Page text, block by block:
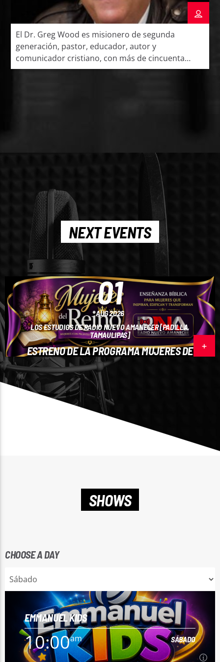
El Dr. Greg Wood es misionero de segunda
generación, pastor, educador, autor y
comunicador cristiano, con más de cincuenta
años de servicio ministerial en México y América
NEXT EVENTS
01
AUG 2026
LOS ESTUDIOS DE RADIO NUEVO AMANECER [PADILLA,
TAMAULIPAS]
ESTRENO DE LA PROGRAMA MUJERES DEL
REINO
SHOWS
CHOOSE A DAY
EMMANUEL KIDS
10:00am SÁBADO